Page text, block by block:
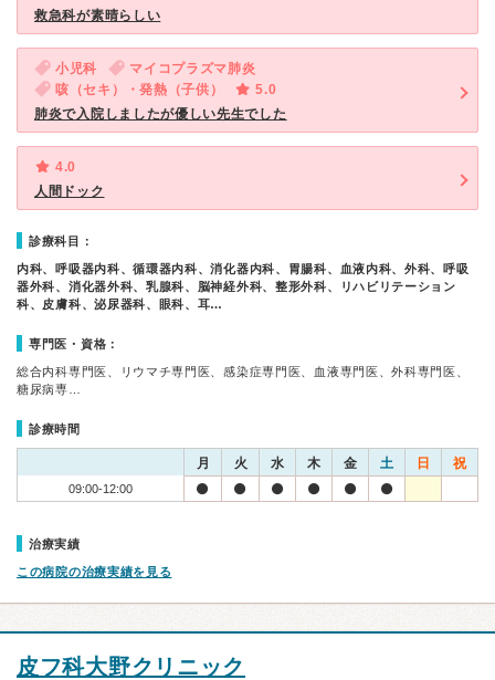
救急科が素晴らしい
小児科
マイコプラズマ肺炎
咳（セキ）・発熱（子供）
5.0
肺炎で入院しましたが優しい先生でした
4.0
人間ドック
診療科目：
内科、呼吸器内科、循環器内科、消化器内科、胃腸科、血液内科、外科、呼吸
器外科、消化器外科、乳腺科、脳神経外科、整形外科、リハビリテーション
科、皮膚科、泌尿器科、眼科、耳…
専門医・資格：
総合内科専門医、リウマチ専門医、感染症専門医、血液専門医、外科専門医、
糖尿病専…
診療時間
月 火 水 木 金 土 日 祝
09:00-12:00
治療実績
この病院の治療実績を見る
皮フ科大野クリニック